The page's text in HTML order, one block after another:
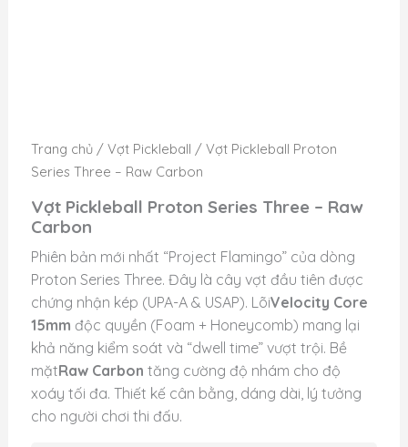
Trang chủ/ Vợt Pickleball / Vợt Pickleball Proton
Series Three – Raw Carbon
Vợt Pickleball Proton Series Three – Raw
Carbon
Phiên bản mới nhất “Project Flamingo” của dòng
Proton Series Three. Đây là cây vợt đầu tiên được
chứng nhận kép (UPA-A & USAP). LõiVelocity Core
15mm độc quyền (Foam + Honeycomb) mang lại
khả năng kiểm soát và “dwell time” vượt trội. Bề
mặtRaw Carbon tăng cường độ nhám cho độ
xoáy tối đa. Thiết kế cân bằng, dáng dài, lý tưởng
cho người chơi thi đấu.